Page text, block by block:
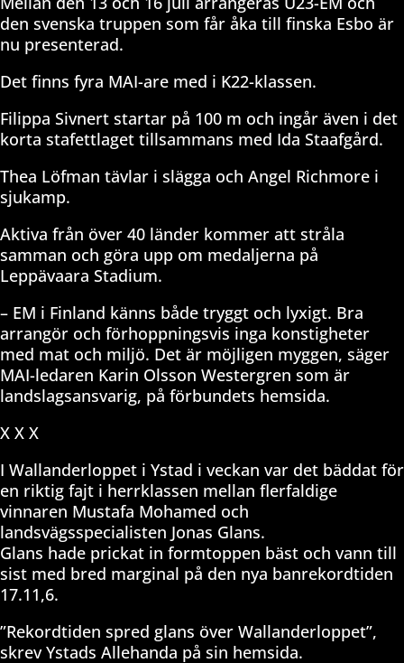
den svenska truppen som får åka till finska Esbo är
nu presenterad.
Det finns fyra MAI-are med i K22-klassen.
Filippa Sivnert startar på 100 m och ingår även i det
korta stafettlaget tillsammans med Ida Staafgård.
Thea Löfman tävlar i slägga och Angel Richmore i
sjukamp.
Aktiva från över 40 länder kommer att stråla
samman och göra upp om medaljerna på
Leppävaara Stadium.
– EM i Finland känns både tryggt och lyxigt. Bra
arrangör och förhoppningsvis inga konstigheter
med mat och miljö. Det är möjligen myggen, säger
MAI-ledaren Karin Olsson Westergren som är
landslagsansvarig, på förbundets hemsida.
X X X
I Wallanderloppet i Ystad i veckan var det bäddat för
en riktig fajt i herrklassen mellan flerfaldige
vinnaren Mustafa Mohamed och
landsvägsspecialisten Jonas Glans.
Glans hade prickat in formtoppen bäst och vann till
sist med bred marginal på den nya banrekordtiden
17.11,6.
”Rekordtiden spred glans över Wallanderloppet”,
skrev Ystads Allehanda på sin hemsida.